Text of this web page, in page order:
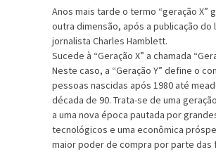
Anos mais tarde o termo “geração X”
outra dimensão, após a publicação do
jornalista Charles Hamblett.
Sucede à “Geração X” a chamada
Neste caso, a “Geração Y” define o
pessoas nascidas após 1980 até
década de 90. Trata-se de uma
a uma nova época pautada por
tecnológicos e uma econômica
maior poder de compra por parte das